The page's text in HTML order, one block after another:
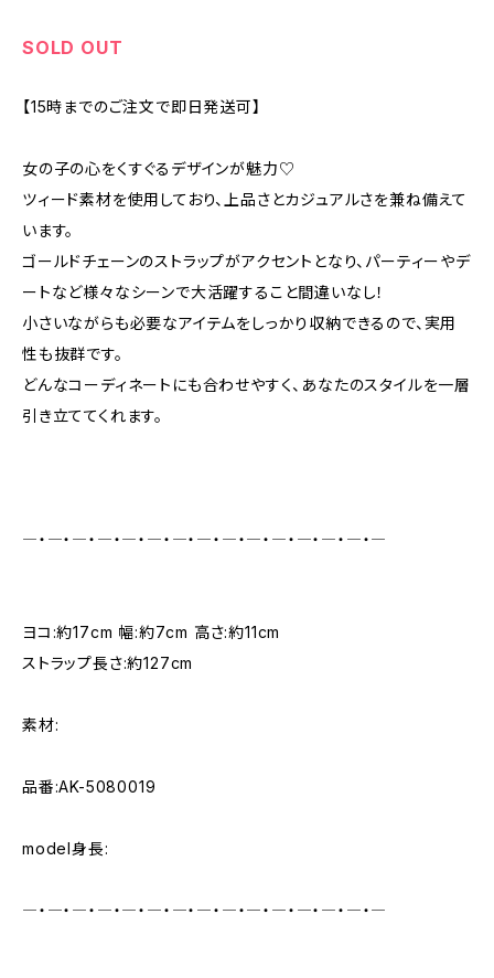
SOLD OUT
【15時までのご注文で即日発送可】
女の子の心をくすぐるデザインが魅力♡
ツィード素材を使用しており、上品さとカジュアルさを兼ね備えて
います。
ゴールドチェーンのストラップがアクセントとなり、パーティーやデ
ートなど様々なシーンで大活躍すること間違いなし！
小さいながらも必要なアイテムをしっかり収納できるので、実用
性も抜群です。
どんなコーディネートにも合わせやすく、あなたのスタイルを一層
引き立ててくれます。
―・―・―・―・―・―・―・―・―・―・―・―・―・―・―
ヨコ:約17cm 幅:約7cm 高さ:約11cm
ストラップ長さ:約127cm
素材:
品番:AK-5080019
model身長:
―・―・―・―・―・―・―・―・―・―・―・―・―・―・―